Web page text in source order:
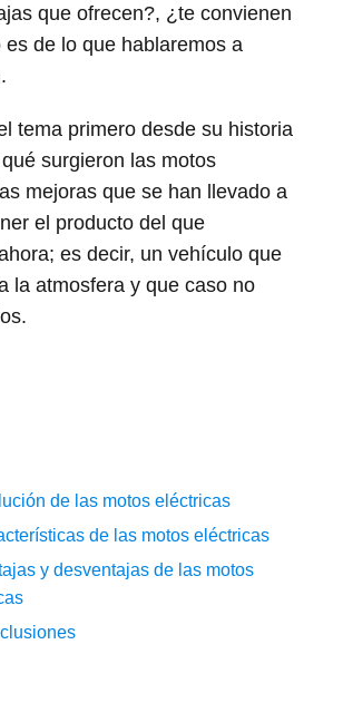
que ofrecen?, ¿te convienen
es de lo que hablaremos a
tema primero desde su historia
surgieron las motos
mejoras que se han llevado a
el producto del que
es decir, un vehículo que
la atmosfera y que caso no
de las motos eléctricas
de las motos eléctricas
y desventajas de las motos